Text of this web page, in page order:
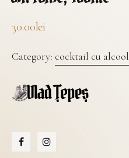
30.00lei
Category: cocktail cu alcool